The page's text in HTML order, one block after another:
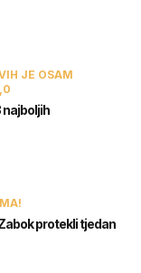
JE OSAM
najboljih
protekli tjedan